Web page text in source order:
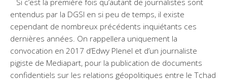
Si c’est la première fois qu’autant de journalistes sont
entendus par la DGSI en si peu de temps, il existe
cependant de nombreux précédents inquiétants ces
dernières années. On rappellera uniquement la
convocation en 2017 d’Edwy Plenel et d’un journaliste
pigiste de Mediapart, pour la publication de documents
confidentiels sur les relations géopolitiques entre le Tchad